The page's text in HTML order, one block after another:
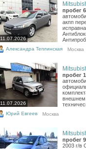
11.07.2026
пробег
акпп
Александра Теплинская Москва
11.07.2026
пробег
внешнем
Юрий Евгеев Москва
пробег
2003 г/в